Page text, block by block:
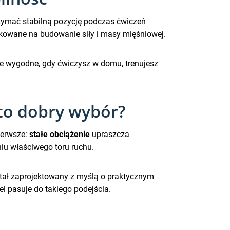
stabilną pozycję podczas ćwiczeń
na budowanie siły i masy mięśniowej.
wygodne, gdy ćwiczysz w domu, trenujesz
dobry wybór?
stałe obciążenie upraszcza
właściwego toru ruchu.
zaprojektowany z myślą o praktycznym
pasuje do takiego podejścia.